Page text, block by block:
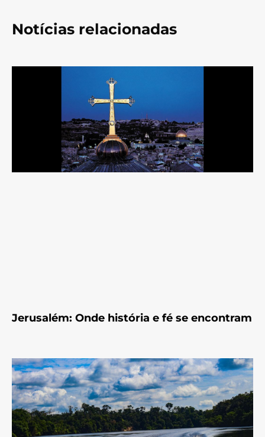
Notícias relacionadas
Jerusalém: Onde história e fé se encontram